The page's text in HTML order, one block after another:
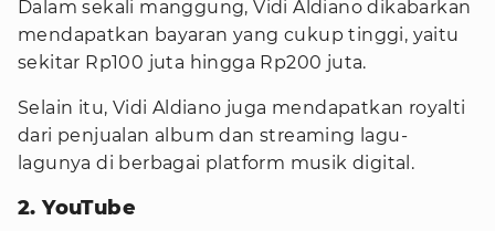
Dalam sekali manggung, Vidi Aldiano dikabarkan
mendapatkan bayaran yang cukup tinggi, yaitu
sekitar Rp100 juta hingga Rp200 juta.
Selain itu, Vidi Aldiano juga mendapatkan royalti
dari penjualan album dan streaming lagu-
lagunya di berbagai platform musik digital.
2. YouTube